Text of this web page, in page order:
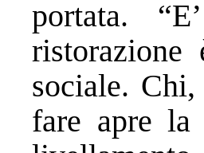
portata.
ristorazione
sociale.
fare apre